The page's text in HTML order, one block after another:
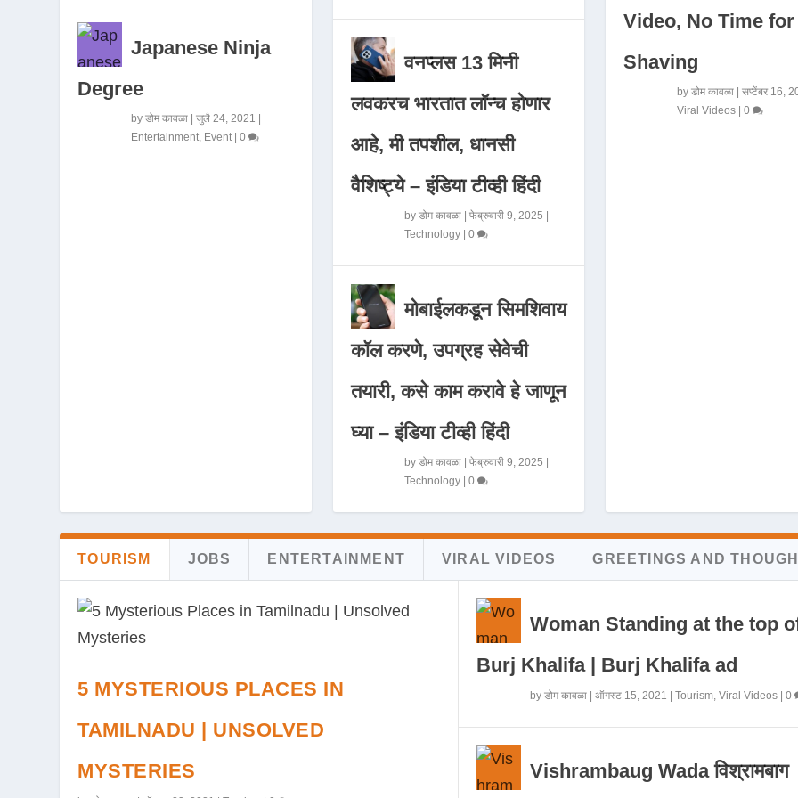
Japanese Ninja
Degree
byडोम कावळा |जुलै 24, 2021
Entertainment, Event|0
वनप्लस 13 मिनी
लवकरच भारतात लॉन्च होणार
आहे, मी तपशील, धानसी
वैशिष्ट्ये – इंडिया टीव्ही हिंदी
by डोम कावळा| फेब्रुवारी 9, 2025 |
Technology| 0
मोबाईलकडून सिमशिवाय
कॉल करणे, उपग्रह सेवेची
तयारी, कसे काम करावे हे जाणून
घ्या – इंडिया टीव्ही हिंदी
by डोम कावळा| फेब्रुवारी 9, 2025 |
Technology| 0
Video, No Time for
Shaving
by डोम कावळा| सप्टेंबर 16,
Viral Videos| 0
TOURISM JOBS ENTERTAINMENT VIRAL VIDEOS GREETINGS AND
5 MYSTERIOUS PLACES IN
TAMILNADU | UNSOLVED
MYSTERIES
Woman Standing at the top
Burj Khalifa | Burj Khalifa ad
by डोम कावळा| ऑगस्ट 15, 2021 | Tourism, Viral Videos| 0
Vishrambaug Wada विश्रामबाग